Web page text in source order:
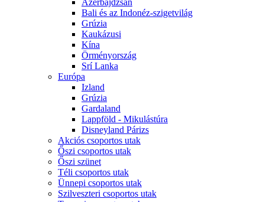
Azerbajdzsán
Bali és az Indonéz-szigetvilág
Grúzia
Kaukázusi
Kína
Örményország
Srí Lanka
Európa
Izland
Grúzia
Gardaland
Lappföld - Mikulástúra
Disneyland Párizs
Akciós csoportos utak
Őszi csoportos utak
Őszi szünet
Téli csoportos utak
Ünnepi csoportos utak
Szilveszteri csoportos utak